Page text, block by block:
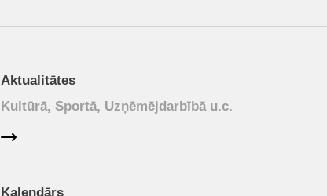
Aktualitātes
Kultūrā, Sportā, Uzņēmējdarbībā u.c.
Kalendārs